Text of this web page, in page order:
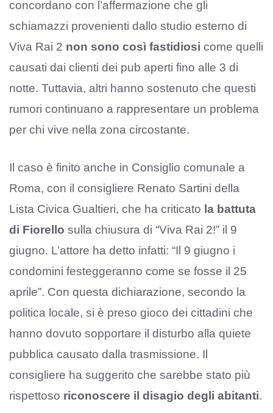
concordano con l’affermazione che gli
schiamazzi provenienti dallo studio esterno di
Viva Rai 2 non sono così fastidiosi come quelli
causati dai clienti dei pub aperti fino alle 3 di
notte. Tuttavia, altri hanno sostenuto che questi
rumori continuano a rappresentare un problema
per chi vive nella zona circostante.
Il caso è finito anche in Consiglio comunale a
Roma, con il consigliere Renato Sartini della
Lista Civica Gualtieri, che ha criticato la battuta
di Fiorello sulla chiusura di “Viva Rai 2!” il 9
giugno. L’attore ha detto infatti: “Il 9 giugno i
condomini festeggeranno come se fosse il 25
aprile”. Con questa dichiarazione, secondo la
politica locale, si è preso gioco dei cittadini che
hanno dovuto sopportare il disturbo alla quiete
pubblica causato dalla trasmissione. Il
consigliere ha suggerito che sarebbe stato più
rispettoso riconoscere il disagio degli abitanti.